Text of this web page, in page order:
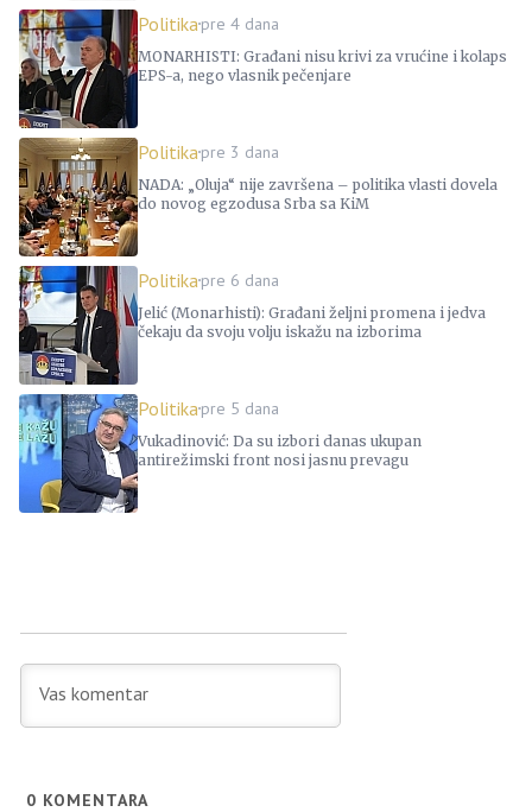
Politika pre 4 dana
MONARHISTI: Građani nisu krivi za vrućine i kolaps
EPS-a, nego vlasnik pečenjare
Politika pre 3 dana
NADA: „Oluja“ nije završena – politika vlasti dovela
do novog egzodusa Srba sa KiM
Politika pre 6 dana
Jelić (Monarhisti): Građani željni promena i jedva
čekaju da svoju volju iskažu na izborima
Politika pre 5 dana
Vukadinović: Da su izbori danas ukupan
antirežimski front nosi jasnu prevagu
0 KOMENTARA